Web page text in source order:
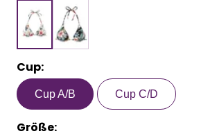
Cup:
Cup A/B Cup C/D
Größe: